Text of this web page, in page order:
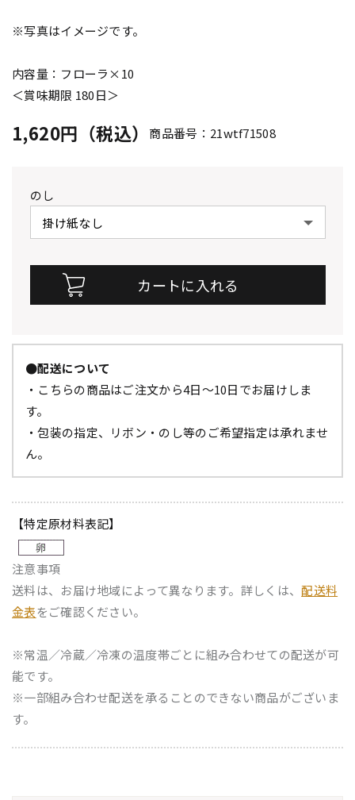
※写真はイメージです。
内容量：フローラ×10
＜賞味期限 180日＞
1,620円（税込） 商品番号：21wtf71508
のし
●配送について
・こちらの商品はご注文から4日～10日でお届けしま
す。
・包装の指定、リボン・のし等のご希望指定は承れませ
ん。
【特定原材料表記】
注意事項
送料は、お届け地域によって異なります。詳しくは、配送料
金表をご確認ください。
※常温／冷蔵／冷凍の温度帯ごとに組み合わせての配送が可
能です。
※一部組み合わせ配送を承ることのできない商品がございま
す。